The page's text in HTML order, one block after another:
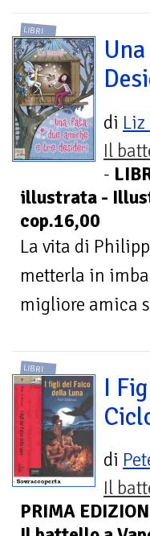
LIBRI
di Liz
Il
-
illustrata -
cop.16,00
La vita di
metterla in
migliore amica
LIBRI
I
di
Il
PRIMA